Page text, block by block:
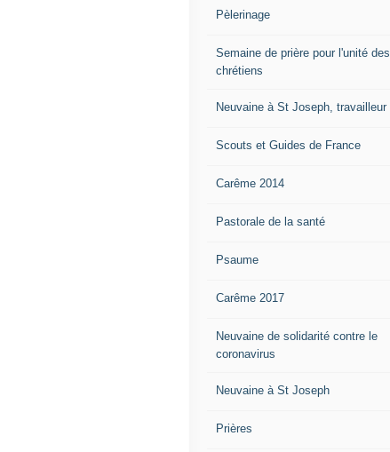
Pèlerinage
Semaine de prière pour l'unité des
chrétiens
Neuvaine à St Joseph, travailleur
Scouts et Guides de France
Carême 2014
Pastorale de la santé
Psaume
Carême 2017
Neuvaine de solidarité contre le
coronavirus
Neuvaine à St Joseph
Prières